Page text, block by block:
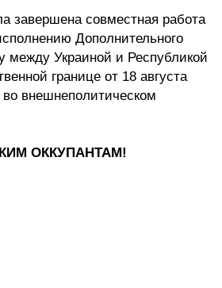
завершена совместная работа
Дополнительного
между Украиной и Республикой
границе от 18 августа
внешнеполитическом
ОККУПАНТАМ!